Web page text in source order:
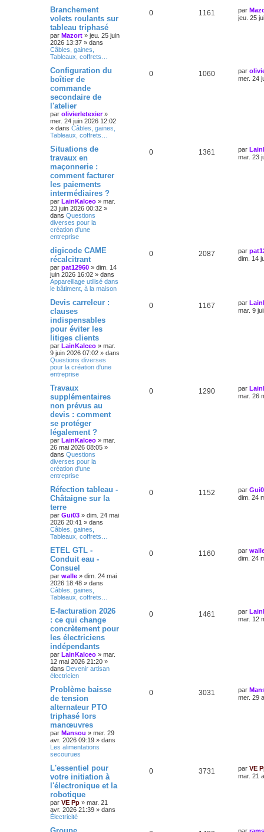
Branchement
volets roulants sur
tableau triphasé
par Mazort » jeu. 25 juin
2026 13:37 » dans
Câbles, gaines,
Tableaux, coffrets…
0 1161 par
jeu. 25
Configuration du
boîtier de
commande
secondaire de
l'atelier
par olivierletexier»
mer. 24 juin 2026 12:02
» dans Câbles, gaines,
Tableaux, coffrets…
0 1060 par
mer. 24
Situations de
travaux en
maçonnerie :
comment facturer
les paiements
intermédiaires ?
par LainKalceo » mar.
23 juin 2026 00:32 »
dans Questions
diverses pour la
création d'une
entreprise
0 1361 par
mar. 23
digicode CAME
récalcitrant
par pat12960 » dim. 14
juin 2026 16:02 » dans
Appareillage utilisé dans
le bâtiment, à la maison
0 2087 par
dim. 14
Devis carreleur :
clauses
indispensables
pour éviter les
litiges clients
par LainKalceo » mar.
9 juin 2026 07:02 » dans
Questions diverses
pour la création d'une
entreprise
0 1167 par
mar. 9
Travaux
supplémentaires
non prévus au
devis : comment
se protéger
légalement ?
par LainKalceo » mar.
26 mai 2026 08:05 »
dans Questions
diverses pour la
création d'une
entreprise
0 1290 par
mar. 26
Réfection tableau -
Châtaigne sur la
terre
par Gui03 » dim. 24 mai
2026 20:41 » dans
Câbles, gaines,
Tableaux, coffrets…
0 1152 par
dim. 24
ETEL GTL -
Conduit eau -
Consuel
par walle » dim. 24 mai
2026 18:48 » dans
Câbles, gaines,
Tableaux, coffrets…
0 1160 par
dim. 24
E-facturation 2026
: ce qui change
concrètement pour
les électriciens
indépendants
par LainKalceo » mar.
12 mai 2026 21:20 »
dans Devenir artisan
électricien
0 1461 par
mar. 12
Problème baisse
de tension
alternateur PTO
triphasé lors
manœuvres
par Mansou » mer. 29
avr. 2026 09:19 » dans
Les alimentations
secourues
0 3031 par
mer. 29
L'essentiel pour
votre initiation à
l'électronique et la
robotique
par VE Pp » mar. 21
avr. 2026 21:39 » dans
Électricité
0 3731 par VE
mar. 21